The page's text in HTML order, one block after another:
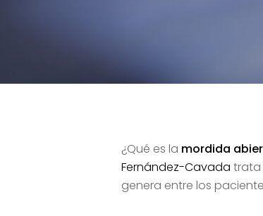
Hit enter to search or ESC to close
¿Qué es la mordida
Fernández-Cavada trata
genera entre los